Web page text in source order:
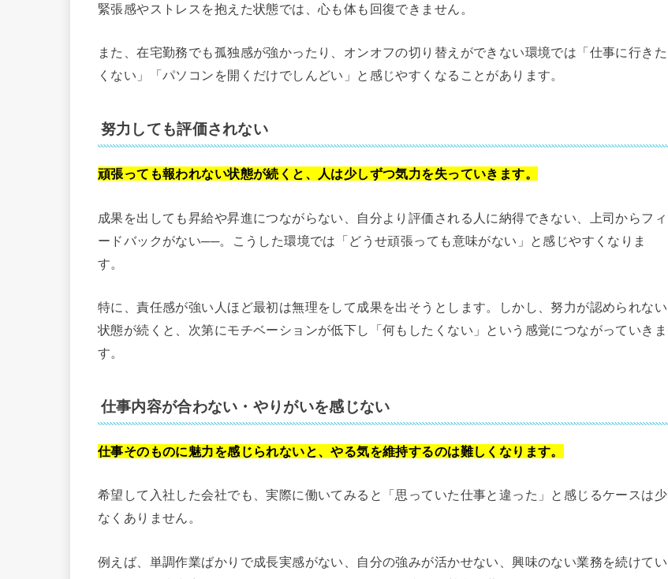
緊張感やストレスを抱えた状態では、心も体も回復できません。
また、在宅勤務でも孤独感が強かったり、オンオフの切り替えができない環境では「仕事に行きた
くない」「パソコンを開くだけでしんどい」と感じやすくなることがあります。
努力しても評価されない
頑張っても報われない状態が続くと、人は少しずつ気力を失っていきます。
成果を出しても昇給や昇進につながらない、自分より評価される人に納得できない、上司からフィ
ードバックがない──。こうした環境では「どうせ頑張っても意味がない」と感じやすくなりま
す。
特に、責任感が強い人ほど最初は無理をして成果を出そうとします。しかし、努力が認められない
状態が続くと、次第にモチベーションが低下し「何もしたくない」という感覚につながっていきま
す。
仕事内容が合わない・やりがいを感じない
仕事そのものに魅力を感じられないと、やる気を維持するのは難しくなります。
希望して入社した会社でも、実際に働いてみると「思っていた仕事と違った」と感じるケースは少
なくありません。
例えば、単調作業ばかりで成長実感がない、自分の強みが活かせない、興味のない業務を続けてい